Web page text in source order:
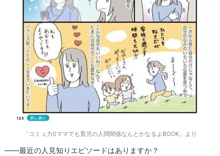
「コミュ力0ママでも育児の人間関係なんとかなるよBOOK」より
――最近の人見知りエピソードはありますか？